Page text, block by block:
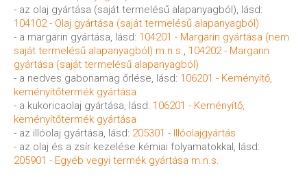
- az olaj gyártása (saját termelésű alapanyagból), lásd:
104102 - Olaj gyártása (saját termelésű alapanyagból)
- a margarin gyártása, lásd: 104201 - Margarin gyártása (nem
saját termelésű alapanyagból) m.n.s., 104202 - Margarin
gyártása (saját termelésű alapanyagból)
- a nedves gabonamag őrlése, lásd: 106201 - Keményítő,
keményítőtermék gyártása
- a kukoricaolaj gyártása, lásd: 106201 - Keményítő,
keményítőtermék gyártása
- az illóolaj gyártása, lásd: 205301 - Illóolajgyártás
- az olaj és a zsír kezelése kémiai folyamatokkal, lásd:
205901 - Egyéb vegyi termék gyártása m.n.s.